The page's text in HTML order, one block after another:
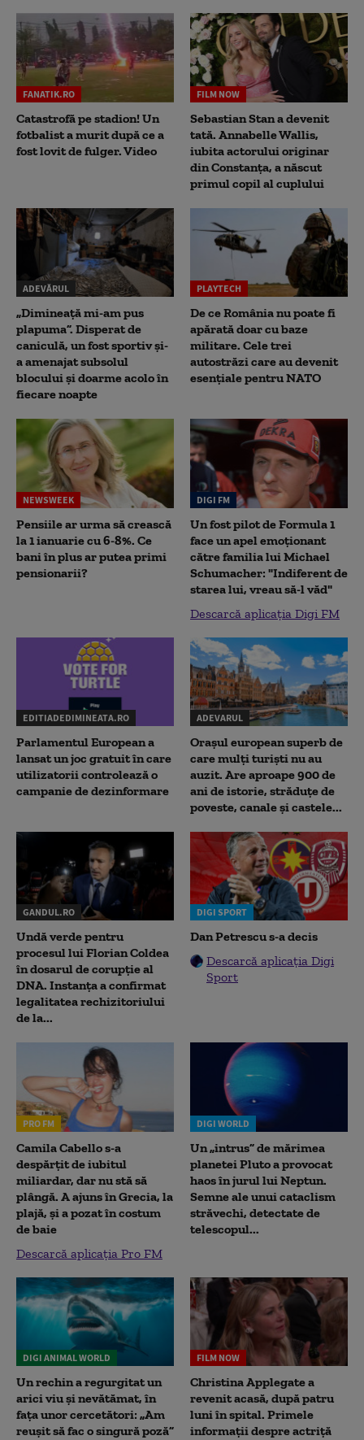
FANATIK.RO
Catastrofă pe stadion! Un
fotbalist a murit după ce a
fost lovit de fulger. Video
FILM NOW
Sebastian Stan a devenit
tată. Annabelle Wallis,
iubita actorului originar
din Constanța, a născut
primul copil al cuplului
ADEVĂRUL
„Dimineață mi-am pus
plapuma”. Disperat de
caniculă, un fost sportiv și-
a amenajat subsolul
blocului și doarme acolo în
fiecare noapte
PLAYTECH
De ce România nu poate fi
apărată doar cu baze
militare. Cele trei
autostrăzi care au devenit
esențiale pentru NATO
NEWSWEEK
Pensiile ar urma să crească
la 1 ianuarie cu 6-8%. Ce
bani în plus ar putea primi
pensionarii?
DIGI FM
Un fost pilot de Formula 1
face un apel emoționant
către familia lui Michael
Schumacher: "Indiferent de
starea lui, vreau să-l văd"
Descarcă aplicația Digi FM
EDITIADEDIMINEATA.RO
Parlamentul European a
lansat un joc gratuit în care
utilizatorii controlează o
campanie de dezinformare
ADEVARUL
Orașul european superb de
care mulți turiști nu au
auzit. Are aproape 900 de
ani de istorie, străduțe de
poveste, canale și castele...
GANDUL.RO
Undă verde pentru
procesul lui Florian Coldea
în dosarul de corupție al
DNA. Instanța a confirmat
legalitatea rechizitoriului
de la...
DIGI SPORT
Dan Petrescu s-a decis
Descarcă aplicația Digi
Sport
PRO FM
Camila Cabello s-a
despărțit de iubitul
miliardar, dar nu stă să
plângă. A ajuns în Grecia, la
plajă, și a pozat în costum
de baie
Descarcă aplicația Pro FM
DIGI WORLD
Un „intrus” de mărimea
planetei Pluto a provocat
haos în jurul lui Neptun.
Semne ale unui cataclism
străvechi, detectate de
telescopul...
DIGI ANIMAL WORLD
Un rechin a regurgitat un
arici viu și nevătămat, în
fața unor cercetători: „Am
reușit să fac o singură poză”
FILM NOW
Christina Applegate a
revenit acasă, după patru
luni în spital. Primele
informații despre actriță